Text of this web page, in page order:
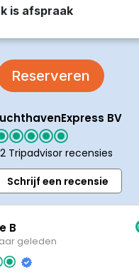
is afspraak
Reserveren
BV
Tripadvisor recensies
Schrijf een recensie
B
geleden